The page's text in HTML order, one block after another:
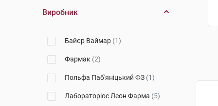
Виробник
Байєр Ваймар (1)
Фармак (2)
Польфа Паб'яніцький ФЗ (1)
Лабораторіос Леон Фарма (5)